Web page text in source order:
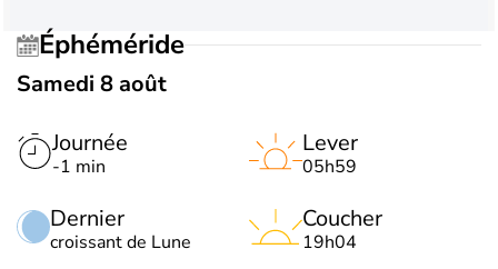
Éphéméride
Samedi 8 août
Journée
-1 min
Dernier
croissant de Lune
Lever
05h59
Coucher
19h04